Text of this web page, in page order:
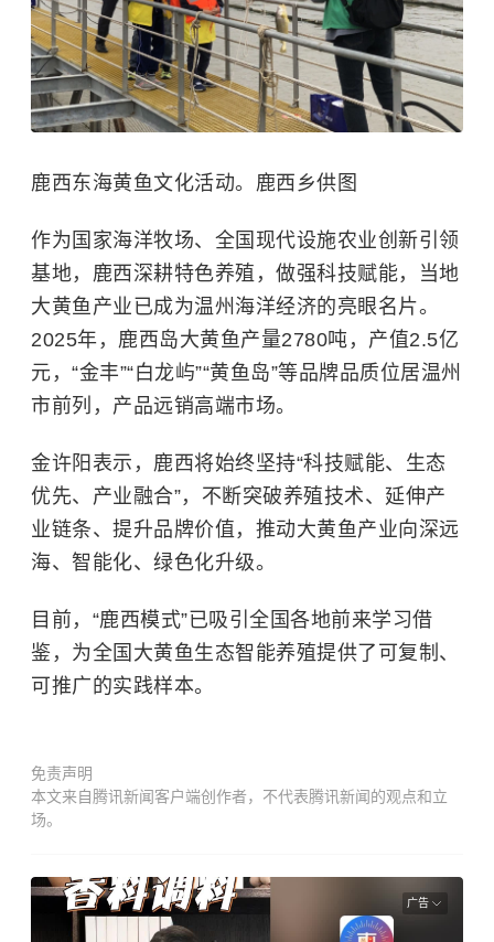
鹿西东海黄鱼文化活动。鹿西乡供图
作为国家海洋牧场、全国现代设施农业创新引领
基地，鹿西深耕特色养殖，做强科技赋能，当地
大黄鱼产业已成为温州海洋经济的亮眼名片。
2025年，鹿西岛大黄鱼产量2780吨，产值2.5亿
元，“金丰”“白龙屿”“黄鱼岛”等品牌品质位居温州
市前列，产品远销高端市场。
金许阳表示，鹿西将始终坚持“科技赋能、生态
优先、产业融合”，不断突破养殖技术、延伸产
业链条、提升品牌价值，推动大黄鱼产业向深远
海、智能化、绿色化升级。
目前，“鹿西模式”已吸引全国各地前来学习借
鉴，为全国大黄鱼生态智能养殖提供了可复制、
可推广的实践样本。
免责声明
本文来自腾讯新闻客户端创作者，不代表腾讯新闻的观点和立
场。
广告